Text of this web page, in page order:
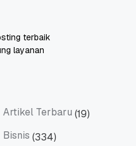
terbaik
layanan
Artikel Terbaru (19)
Bisnis (334)